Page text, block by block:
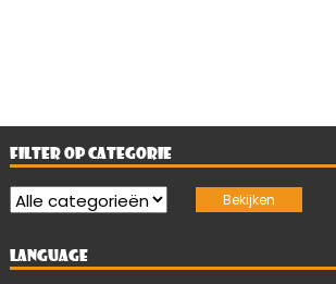
FILTER OP CATEGORIE
LANGUAGE